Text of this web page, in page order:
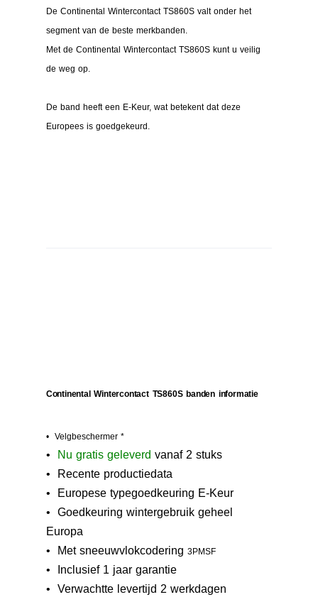
De Continental Wintercontact TS860S valt onder het
segment van de beste merkbanden.
Met de Continental Wintercontact TS860S kunt u veilig
de weg op.
De band heeft een E-Keur, wat betekent dat deze
Europees is goedgekeurd.
Continental Wintercontact TS860S banden informatie
• Velgbeschermer *
• N u gratis geleverd vanaf 2 stuks
• Recente productiedata
• Europese typegoedkeuring E-Keur
• Goedkeuring wintergebruik geheel
Europa
• Met sneeuwvlokcodering 3PMSF
• Inclusief 1 jaar garantie
• Verwachtte levertijd 2 werkdagen